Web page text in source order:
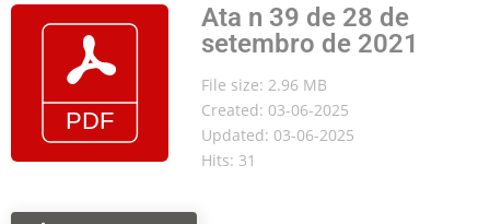
Ata n 39 de 28 de
setembro de 2021
File size: 2.96 MB
Created: 03-06-2025
Updated: 03-06-2025
Hits: 31